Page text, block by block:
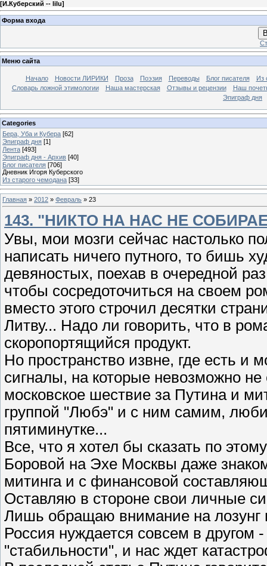
[И.Куберский -- lilu]
Форма входа
Меню сайта
Начало Новости ЛИРИКИ Проза Поэзия Переводы Блог писателя
Из
Словарь ложной этимологии
Наша мастерская Отзывы и рецензии
Наш
Эпиграф дня
Categories
Бера, Уба и Кубера [62]
Эпиграф дня [1]
Лента [493]
Эпиграф дня - Архив [40]
Блог писателя [706]
Дневник Игоря Куберского
Из старого чемодана [33]
Главная » 2012 » Февраль » 23
143. "НИКТО НА НАС НЕ
Увы, мои мозги сейчас настолько
написать ничего путного, то бишь
девяностых, поехав в очередной
чтобы сосредоточиться на своем
вместо этого строчил десятки
Литву... Надо ли говорить, что в
скоропортящийся продукт.
Но пространство извне, где есть и
сигналы, на которые невозможно не
московское шествие за Путина и
группой "Любэ" и с ним самим,
пятиминутке...
Все, что я хотел бы сказать по
Боровой на Эхе Москвы даже
митинга и с финансовой
Оставляю в стороне свои личные
Лишь обращаю внимание на лозунг
Россия нуждается совсем в другом
"стабильности", и нас ждет